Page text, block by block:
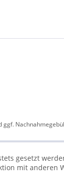
ggf.
gesetzt
mit anderen